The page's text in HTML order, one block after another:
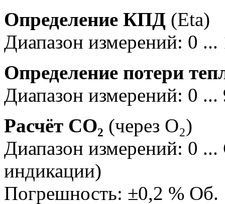
Определение КПД (Eta)
Диапазон измерений: 0 ...
Определение потери
Диапазон измерений: 0 ...
Расчёт CO₂ (через O₂)
Диапазон измерений: 0
индикации)
Погрешность: ±0,2 % Об.